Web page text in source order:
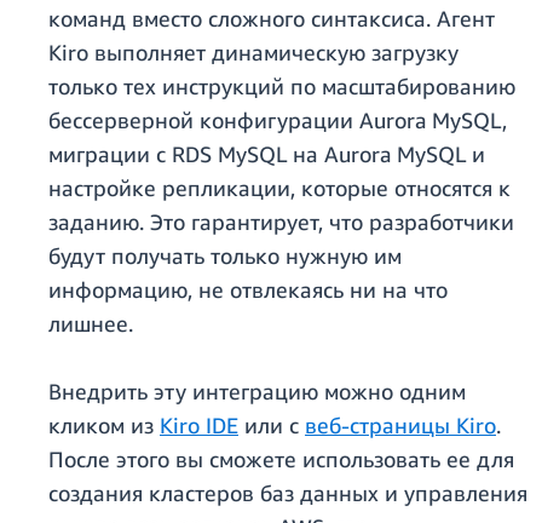
команд вместо сложного синтаксиса. Агент
Kiro выполняет динамическую загрузку
только тех инструкций по масштабированию
бессерверной конфигурации Aurora MySQL,
миграции с RDS MySQL на Aurora MySQL и
настройке репликации, которые относятся к
заданию. Это гарантирует, что разработчики
будут получать только нужную им
информацию, не отвлекаясь ни на что
лишнее.
Внедрить эту интеграцию можно одним
кликом из Kiro IDE или с веб-страницы Kiro.
После этого вы сможете использовать ее для
создания кластеров баз данных и управления